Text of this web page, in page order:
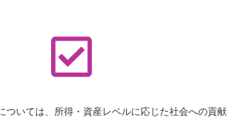
ついては、所得・資産レベルに応じた社会への貢献